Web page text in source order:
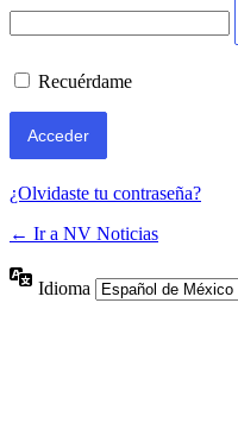
Recuérdame
¿Olvidaste tu contraseña?
← Ir a NV Noticias
Idioma